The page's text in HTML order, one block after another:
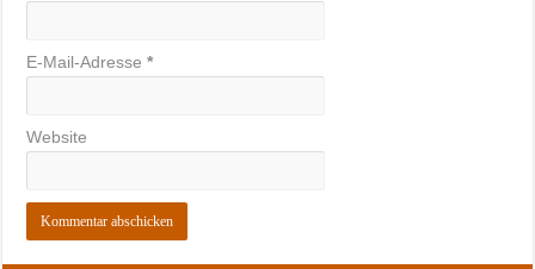
E-Mail-Adresse*
Website